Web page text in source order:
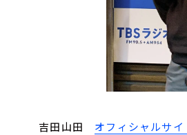
吉田山田 オフィシャルサイ